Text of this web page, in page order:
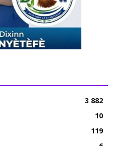
3 882
10
119